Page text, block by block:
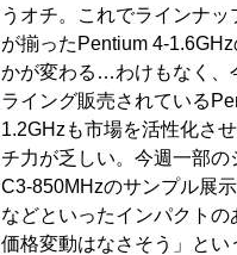
うオチ。これでラインナッ
が揃ったPentium 4-
かが変わる…わけもなく、
ライング販売されている
1.2GHzも市場を活性化さ
チ力が乏しい。今週一部の
C3-850MHzのサンプル展
などといったインパクト
価格変動はなさそう」とい